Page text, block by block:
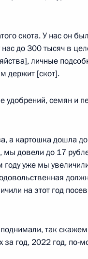
Евкуровым
скота. У нас он
до 300 тысяч в
личные
держит [скот].
удобрений, семян и
а картошка дошла
мы довели до 17
году уже мы
на этот год
так
год, 2022 год, по-